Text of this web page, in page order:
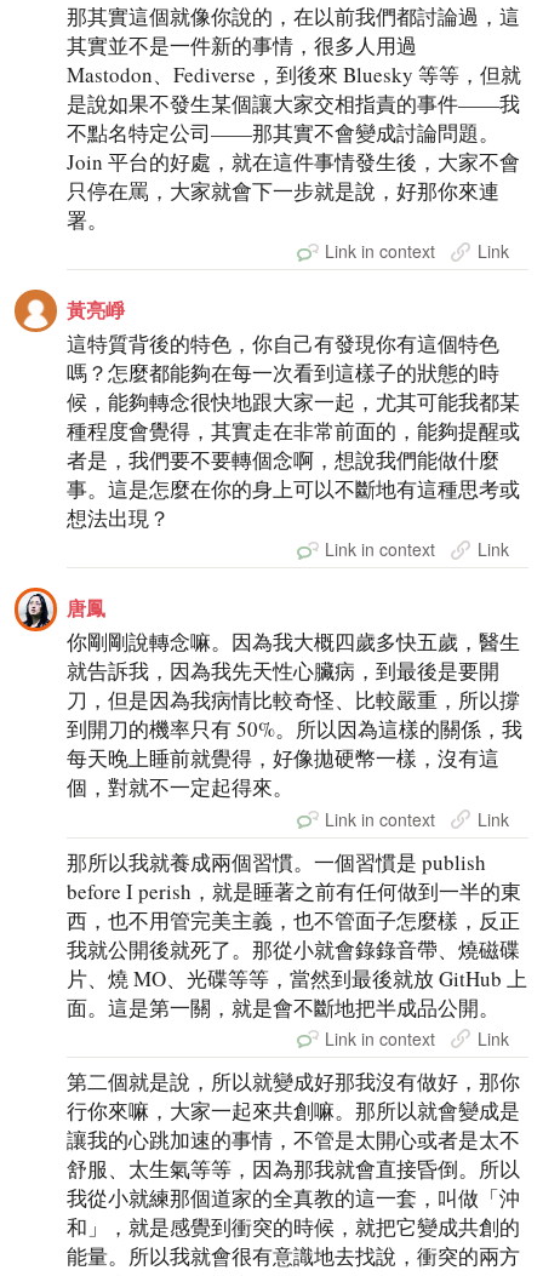
那其實這個就像你說的，在以前我們都討論過，這
其實並不是一件新的事情，很多人用過
Mastodon、Fediverse，到後來 Bluesky 等等，但就
是說如果不發生某個讓大家交相指責的事件——我
不點名特定公司——那其實不會變成討論問題。
Join 平台的好處，就在這件事情發生後，大家不會
只停在罵，大家就會下一步就是說，好那你來連
署。
Link in context Link
黃亮崢
這特質背後的特色，你自己有發現你有這個特色
嗎？怎麼都能夠在每一次看到這樣子的狀態的時
候，能夠轉念很快地跟大家一起，尤其可能我都某
種程度會覺得，其實走在非常前面的，能夠提醒或
者是，我們要不要轉個念啊，想說我們能做什麼
事。這是怎麼在你的身上可以不斷地有這種思考或
想法出現？
Link in context Link
唐鳳
你剛剛說轉念嘛。因為我大概四歲多快五歲，醫生
就告訴我，因為我先天性心臟病，到最後是要開
刀，但是因為我病情比較奇怪、比較嚴重，所以撐
到開刀的機率只有 50%。所以因為這樣的關係，我
每天晚上睡前就覺得，好像拋硬幣一樣，沒有這
個，對就不一定起得來。
Link in context Link
那所以我就養成兩個習慣。一個習慣是 publish
before I perish，就是睡著之前有任何做到一半的東
西，也不用管完美主義，也不管面子怎麼樣，反正
我就公開後就死了。那從小就會錄錄音帶、燒磁碟
片、燒 MO、光碟等等，當然到最後就放 GitHub 上
面。這是第一關，就是會不斷地把半成品公開。
Link in context Link
第二個就是說，所以就變成好那我沒有做好，那你
行你來嘛，大家一起來共創嘛。那所以就會變成是
讓我的心跳加速的事情，不管是太開心或者是太不
舒服、太生氣等等，因為那我就會直接昏倒。所以
我從小就練那個道家的全真教的這一套，叫做「沖
和」，就是感覺到衝突的時候，就把它變成共創的
能量。所以我就會很有意識地去找說，衝突的兩方